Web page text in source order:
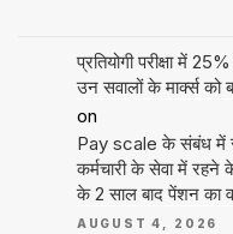
प्रतियोगी परीक्षा में
उन सवालों के मार्क्स को
on
Pay scale के संबंध में
कर्मचारी के सेवा में रहने के
के 2 साल बाद पेंशन का
AUGUST 4, 2026